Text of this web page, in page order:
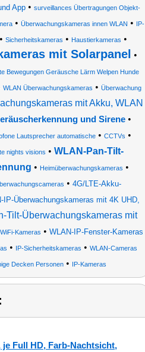
App • surveillances Übertragungen Objekt-
• Überwachungskameras innen WLAN • IP-
• Sicherheitskameras • Haustierkameras •
mit Solarpanel •
Bewegungen Geräusche Lärm Welpen Hunde
WLAN Überwachungskameras • Überwachung
mit Akku, WLAN
und Sirene •
Lautsprecher automatische • CCTVs •
nights visions • WLAN-Pan-Tilt-
• Heimüberwachungskameras •
• 4G/LTE-Akku-
IP-Überwachungskameras mit 4K UHD,
Tilt-Überwachungskameras mit
WiFi-Kameras • WLAN-IP-Fenster-Kameras
• IP-Sicherheitskameras • WLAN-Cameras
Decken Personen• IP-Kameras
Full HD, Farb-Nachtsicht,